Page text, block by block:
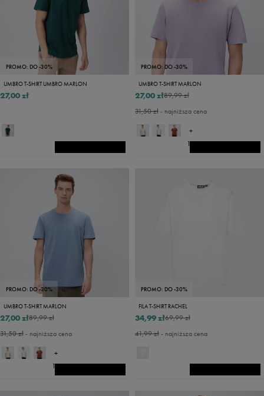
PROMO: DO -30%
UMBRO T-SHIRT UMBRO MARLON
27,00 zł
PROMO: DO -30%
UMBRO T-SHIRT MARLON
89,99 zł
27,00 zł
31,50 zł- najniższa cena
+
14
PROMO: DO -30%
UMBRO T-SHIRT MARLON
89,99 zł
27,00 zł
31,50 zł- najniższa cena
+
14
PROMO: DO -30%
FILA T-SHIRT RACHEL
69,99 zł
34,99 zł
41,99 zł- najniższa cena